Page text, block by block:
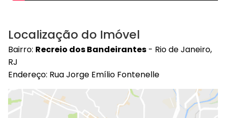
Localização do Imóvel
Bairro: Recreio dos Bandeirantes - Rio de Janeiro,
RJ
Endereço: Rua Jorge Emílio Fontenelle